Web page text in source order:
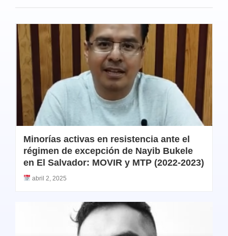
Minorías activas en resistencia ante el
régimen de excepción de Nayib Bukele
en El Salvador: MOVIR y MTP (2022-2023)
abril 2, 2025